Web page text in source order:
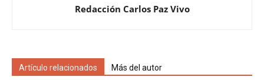
Redacción Carlos Paz Vivo
Artículo relacionados Más del autor